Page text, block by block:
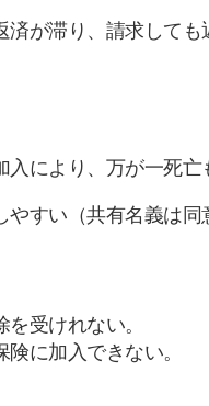
済が滞り、請求して
入により、万が一死
すい（共有名義は同
受けれない。
に加入できない。